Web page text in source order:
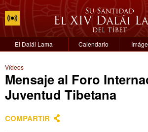
El Dalái Lama Calendario
Vídeos
Mensaje al Foro
Juventud Tibetana
COMPARTIR